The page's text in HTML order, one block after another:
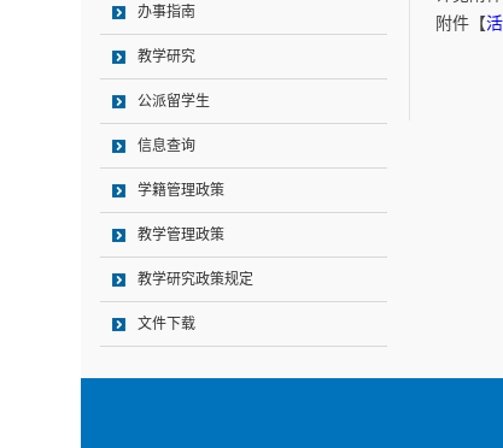
办事指南
教学研究
公派留学生
信息查询
学籍管理政策
教学管理政策
教学研究政策规定
文件下载
附件【